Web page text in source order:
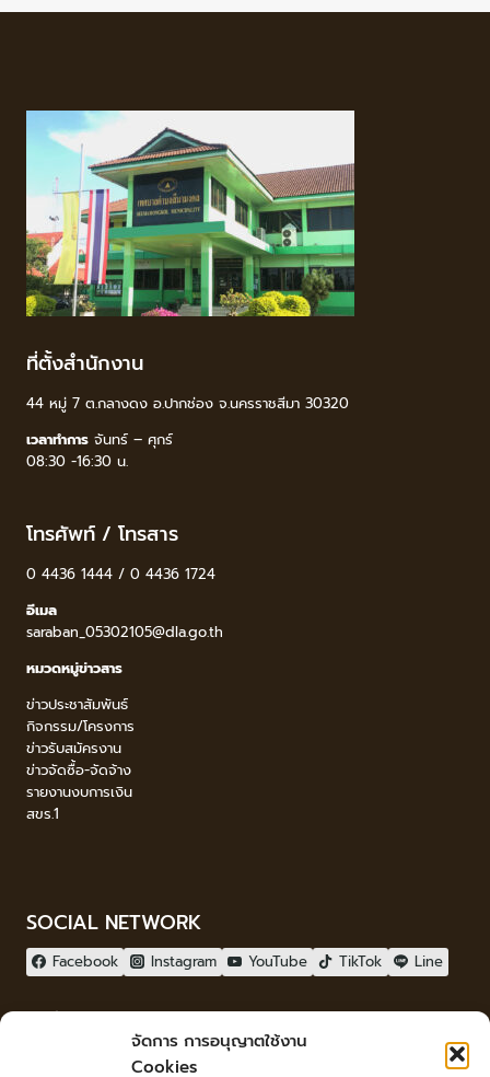
จัดการ การอนุญาตใช้งาน
Cookies
ที่ตั้งสำนักงาน
44 หมู่ 7 ต.กลางดง อ.ปากช่อง จ.นครราชสีมา 30320
เวลาทำการ จันทร์ – ศุกร์
08:30 -16:30 น.
โทรศัพท์ / โทรสาร
0 4436 1444 / 0 4436 1724
อีเมล
saraban_05302105@dla.go.th
หมวดหมู่ข่าวสาร
ข่าวประชาสัมพันธ์
กิจกรรม/โครงการ
ข่าวรับสมัครงาน
ข่าวจัดซื้อ-จัดจ้าง
รายงานงบการเงิน
สขร.1
SOCIAL NETWORK
Facebook Instagram YouTube TikTok Line